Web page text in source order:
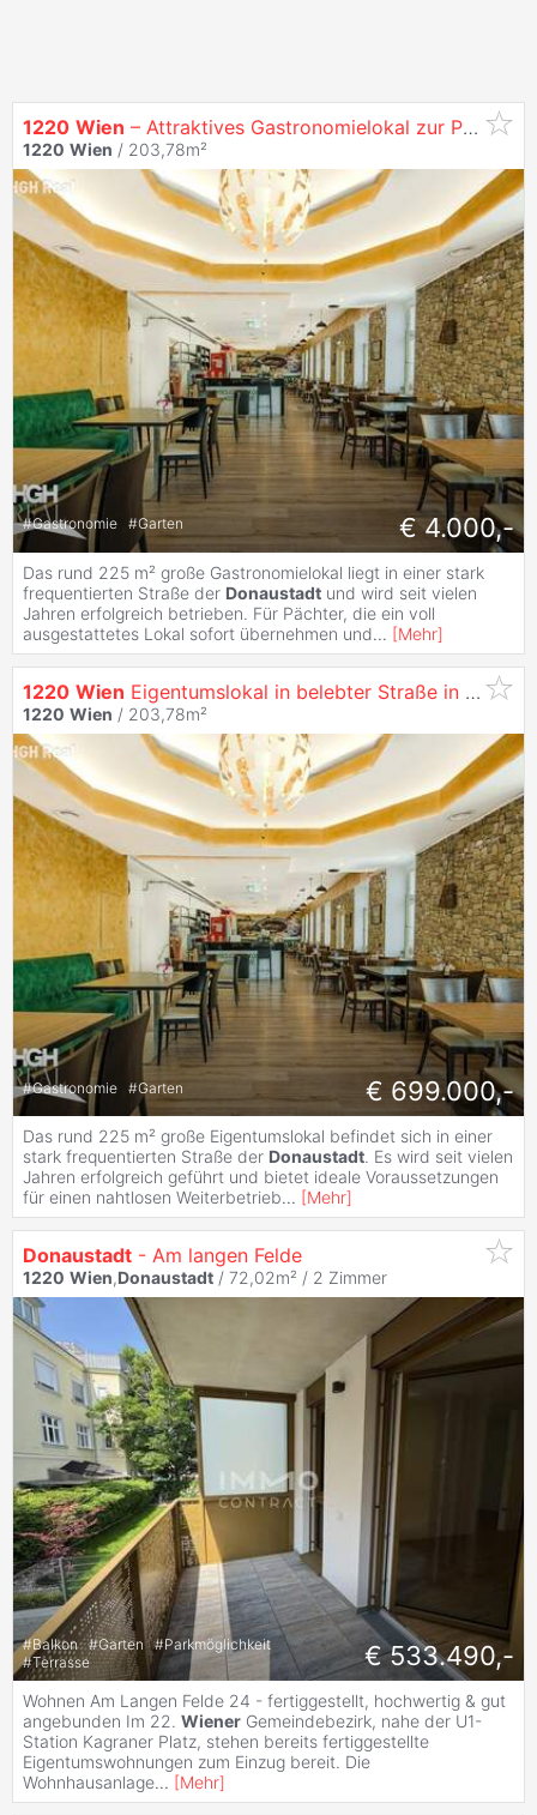
1220 Wien – Attraktives Gastronomielokal zur Pacht in belebter Straße der
1220 Wien / 203,78m²
#Gastronomie #Garten € 4.000,-
Das rund 225 m² große Gastronomielokal liegt in einer stark
frequentierten Straße der Donaustadt und wird seit vielen
Jahren erfolgreich betrieben. Für Pächter, die ein voll
ausgestattetes Lokal sofort übernehmen und... [Mehr]
1220 Wien Eigentumslokal in belebter Straße in der
1220 Wien / 203,78m²
#Gastronomie #Garten € 699.000,-
Das rund 225 m² große Eigentumslokal befindet sich in einer
stark frequentierten Straße der Donaustadt. Es wird seit vielen
Jahren erfolgreich geführt und bietet ideale Voraussetzungen
für einen nahtlosen Weiterbetrieb... [Mehr]
Donaustadt - Am langen Felde
1220 Wien,Donaustadt / 72,02m² / 2 Zimmer
#Balkon #Garten #Parkmöglichkeit
#Terrasse € 533.490,-
Wohnen Am Langen Felde 24 - fertiggestellt, hochwertig & gut
angebunden Im 22. Wiener Gemeindebezirk, nahe der U1-
Station Kagraner Platz, stehen bereits fertiggestellte
Eigentumswohnungen zum Einzug bereit. Die
Wohnhausanlage... [Mehr]